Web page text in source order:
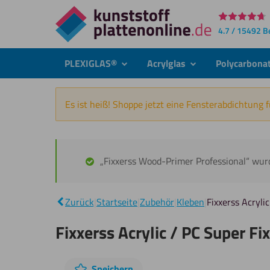
Direkt
zum
4.7 / 15492
PLEXIGLAS® submenuAcrylglas submenu
Es ist heiß! Shoppe jetzt eine Fensterabdichtung
„Fixxerss Wood-Primer Professional“
Zurück StartseiteZubehör Kleben Fixxerss
Fixxerss Acrylic / PC Super